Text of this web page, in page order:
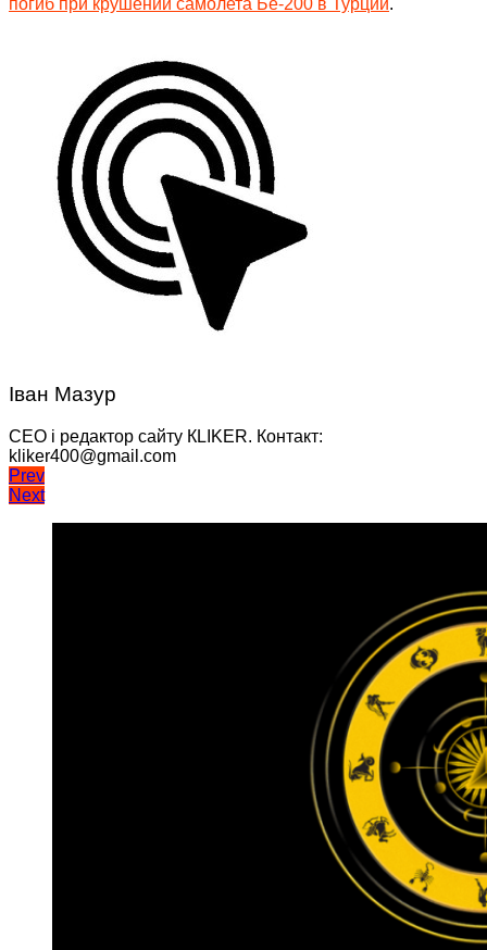
погиб при крушении самолета Бе-200 в Турции.
Іван Мазур
CEO і редактор сайту КLIKER. Контакт:
kliker400@gmail.com
Навігація
записів
Prev
Next